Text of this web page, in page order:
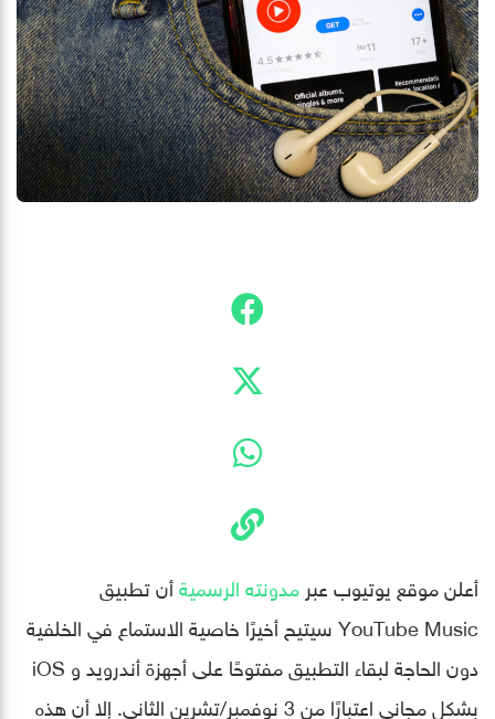
أعلن موقع يوتيوب عبر مدونته الرسميةأن تطبيق
YouTube Music سيتيح أخيرًا خاصية الاستماع في الخلفية
دون الحاجة لبقاء التطبيق مفتوحًا على أجهزة أندرويد و iOS
بشكلٍ مجاني اعتبارًا من 3 نوفمبر/تشرين الثاني. إلا أن هذه